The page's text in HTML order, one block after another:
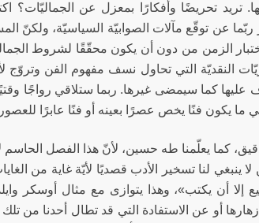
تريد تحريضًا وأفكارًا بمعزل عن الجماليّات؟
عن توقّع مآلات الصوابيّة السياسيّة، ولكنّ
الزمن من دون أن يكون محقّقًا لشروط
النقديّة التي تحاول نسف مفهوم الفن وتروّج
كما سيمضى غيرها. ربما ستلاقي رواجًا
ما يكون فنًا يخص عصرًا بعينه أو فنًا عابرًا
كما يعلّمنا طه حسين، لأنّ هذا الفصل الحاسم
لنا تسخير الأدب قصديًا لأيّة غاية من
إلا أن يكتب»، وهذا يتوازى مع مثال أوسكر
أو عن الاستفادة التي قد تطال أحدنا من